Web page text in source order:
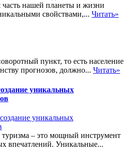
нашей планеты и жизни
свойствами,... Читать»
пункт, то есть население
прогнозов, должно... Читать»
уникальных
– это мощный инструмент
впечатлений. Уникальные...